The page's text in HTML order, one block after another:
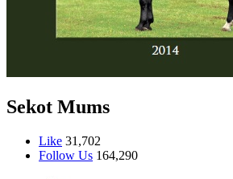
Sekot Mums
Like 31,702
Follow Us 164,290